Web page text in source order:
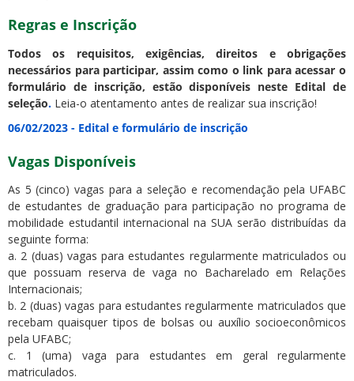
Regras e Inscrição
Todos os requisitos, exigências, direitos e obrigações
necessários para participar, assim como o link para acessar o
formulário de inscrição, estão disponíveis neste Edital de
seleção. Leia-o atentamento antes de realizar sua inscrição!
06/02/2023 - Edital e formulário de inscrição
Vagas Disponíveis
As 5 (cinco) vagas para a seleção e recomendação pela UFABC
de estudantes de graduação para participação no programa de
mobilidade estudantil internacional na SUA serão distribuídas da
seguinte forma:
a. 2 (duas) vagas para estudantes regularmente matriculados ou
que possuam reserva de vaga no Bacharelado em Relações
Internacionais;
b. 2 (duas) vagas para estudantes regularmente matriculados que
recebam quaisquer tipos de bolsas ou auxílio socioeconômicos
pela UFABC;
c. 1 (uma) vaga para estudantes em geral regularmente
matriculados.